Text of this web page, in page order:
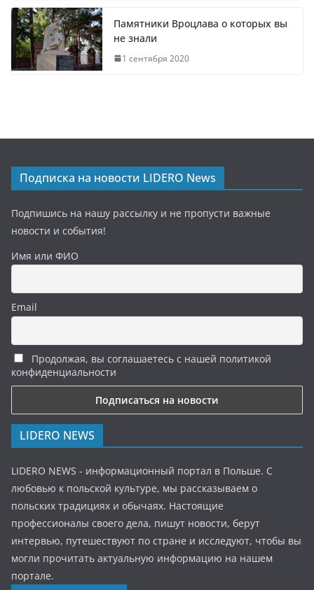
Памятники Вроцлава о которых вы
не знали
1 сентября 2020
Подписка на новости LIDERO News
Подпишись на нашу рассылку и не пропусти важные
новости и события!
Имя или ФИО
Email
Продолжая, вы соглашаетесь с нашей политикой
конфиденциальности
LIDERO NEWS
LIDERO NEWS - информационный портал в Польше. С
любовью к польской культуре, мы рассказываем о
польских традициях и обычаях. Настоящие
профессионалы своего дела, пишут новости, берут
интервью, путешествуют по стране и исследуют, чтобы вы
могли прочитать актуальную информацию на нашем
портале.